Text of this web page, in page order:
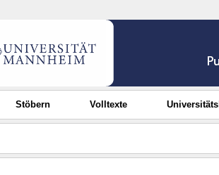
Stöbern Volltexte